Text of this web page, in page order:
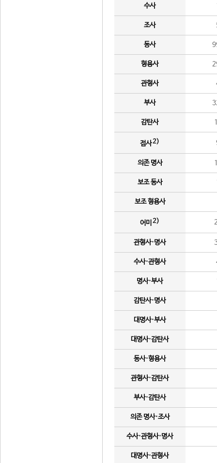
수사
조사
동사
형용사
관형사
부사
감탄사
접사2)
의존 명사
보조 동사
보조 형용사
어미 2)
관형사·명사
수사·관형사
명사·부사
감탄사·명사
대명사·부사
대명사·감탄사
동사·형용사
관형사·감탄사
부사·감탄사
의존 명사·조사
수사·관형사·명사
대명사·관형사